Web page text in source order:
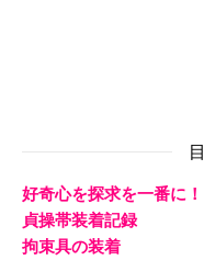
好奇心を探求を一番に！
貞操帯装着記録
拘束具の装着